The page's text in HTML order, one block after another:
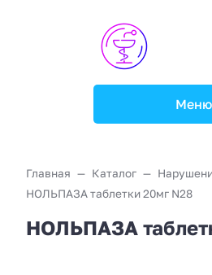
Меню
Главная Каталог
НОЛЬПАЗА таблетки 20мг N28
НОЛЬПАЗА